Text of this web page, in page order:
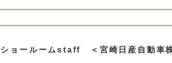
ショールームstaff ＜宮崎日産自動車